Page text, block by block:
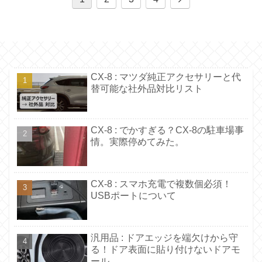
CX-8 : マツダ純正アクセサリーと代
替可能な社外品対比リスト
CX-8 : でかすぎる？CX-8の駐車場事
情。実際停めてみた。
CX-8 : スマホ充電で複数個必須！
USBポートについて
汎用品 : ドアエッジを端欠けから守
る！ドア表面に貼り付けないドアモ